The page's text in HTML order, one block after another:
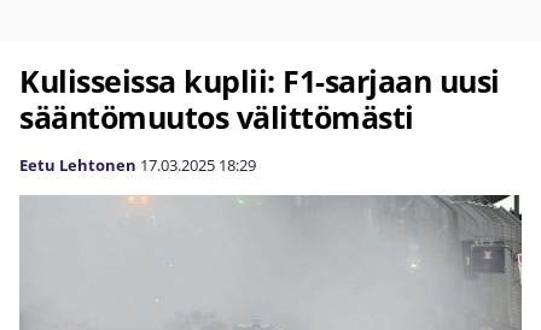
Kulisseissa kuplii: F1-sarjaan uusi
sääntömuutos välittömästi
Eetu Lehtonen 17.03.2025 18:29